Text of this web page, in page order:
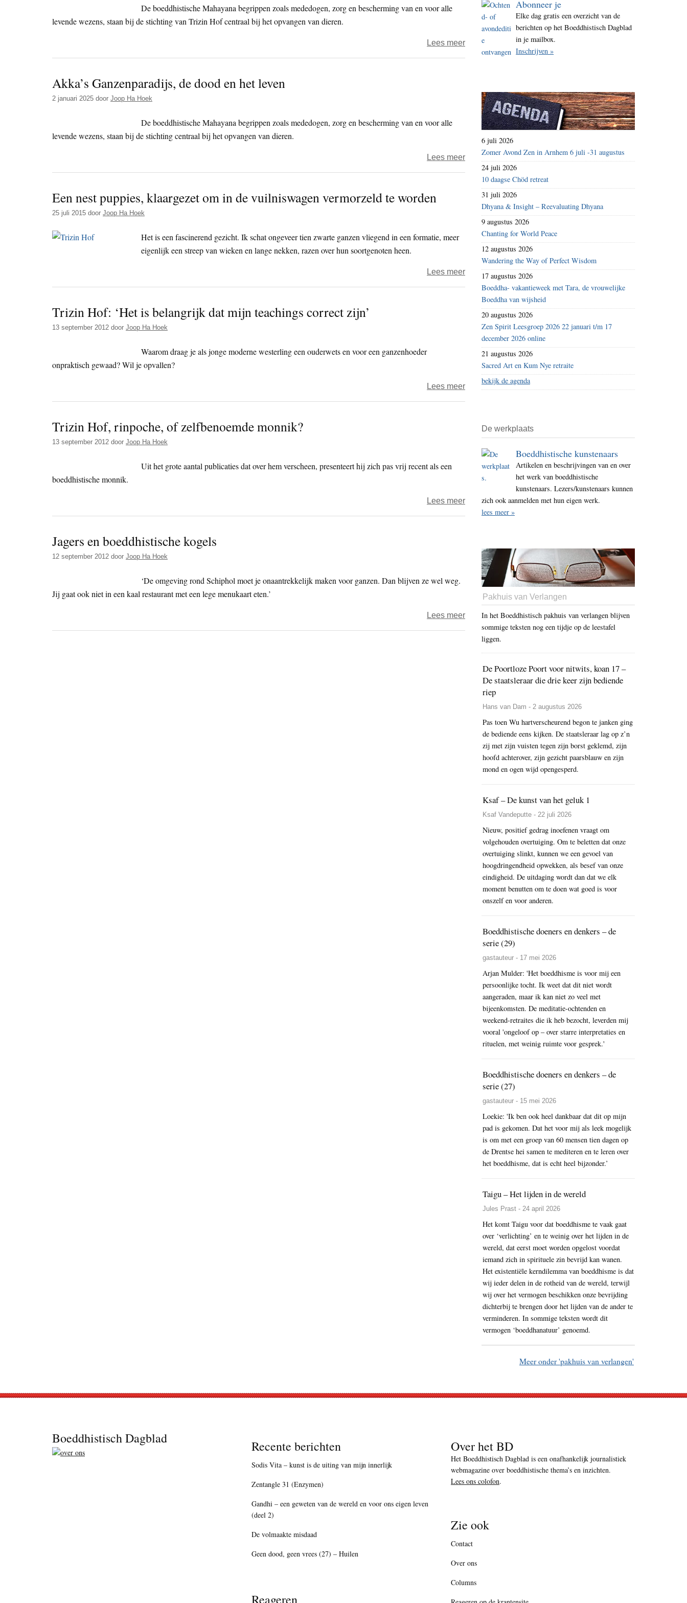
i
t
De boeddhistische Mahayana begrippen zoals mededogen, zorg en bescherming van en voor alle
levende wezens, staan bij de stichting van Trizin Hof centraal bij het opvangen van dieren.
Lees meerover
Akka’s
dood
Akka’s Ganzenparadijs, de dood en het leven
2 januari 2025 door Joop Ha Hoek
De boeddhistische Mahayana begrippen zoals mededogen, zorg en bescherming van en voor alle
levende wezens, staan bij de stichting centraal bij het opvangen van dieren.
Lees meerover
Akka’s
Ganzenparadijs,
dood
leven
Een nest puppies, klaargezet om in de vuilniswagen vermorzeld te worden
25 juli 2015 door Joop Ha Hoek
Het is een fascinerend gezicht. Ik schat ongeveer tien zwarte ganzen vliegend in een formatie, meer
eigenlijk een streep van wieken en lange nekken, razen over hun soortgenoten heen.
Lees meerover
puppies,
klaargezet
vuilniswagen
vermorzeld
te
Trizin Hof: ‘Het is belangrijk dat mijn teachings correct zijn’
13 september 2012 door Joop Ha Hoek
Waarom draag je als jonge moderne westerling een ouderwets en voor een ganzenhoeder
onpraktisch gewaad? Wil je opvallen?
Lees meerover
belangrijk
correct
zijn’
Trizin Hof, rinpoche, of zelfbenoemde monnik?
13 september 2012 door Joop Ha Hoek
Uit het grote aantal publicaties dat over hem verscheen, presenteert hij zich pas vrij recent als een
boeddhistische monnik.
Lees meerover
Trizin
zelfbenoemde
monnik?
Jagers en boeddhistische kogels
12 september 2012 door Joop Ha Hoek
‘De omgeving rond Schiphol moet je onaantrekkelijk maken voor ganzen. Dan blijven ze wel weg.
Jij gaat ook niet in een kaal restaurant met een lege menukaart eten.’
Lees meerover
Jagers
boeddhistische
kogels
Abonneer je
Elke dag gratis een overzicht van de
berichten op het Boeddhistisch Dagblad
in je mailbox.
Inschrijven »
6 juli 2026
Zomer Avond Zen in Arnhem 6 juli -31 augustus
24 juli 2026
10 daagse Chöd retreat
31 juli 2026
Dhyana & Insight – Reevaluating Dhyana
9 augustus 2026
Chanting for World Peace
12 augustus 2026
Wandering the Way of Perfect Wisdom
17 augustus 2026
Boeddha- vakantieweek met Tara, de vrouwelijke
Boeddha van wijsheid
20 augustus 2026
Zen Spirit Leesgroep 2026 22 januari t/m 17
december 2026 online
21 augustus 2026
Sacred Art en Kum Nye retraite
bekijk de agenda
De werkplaats
Boeddhistische kunstenaars
Artikelen en beschrijvingen van en over
het werk van boeddhistische
kunstenaars. Lezers/kunstenaars kunnen
zich ook aanmelden met hun eigen werk.
lees meer »
Pakhuis van Verlangen
In het Boeddhistisch pakhuis van verlangen blijven
sommige teksten nog een tijdje op de leestafel
liggen.
De Poortloze Poort voor nitwits, koan 17 –
De staatsleraar die drie keer zijn bediende
riep
Hans van Dam - 2 augustus 2026
Pas toen Wu hartverscheurend begon te janken ging
de bediende eens kijken. De staatsleraar lag op z’n
zij met zijn vuisten tegen zijn borst geklemd, zijn
hoofd achterover, zijn gezicht paarsblauw en zijn
mond en ogen wijd opengesperd.
Ksaf – De kunst van het geluk 1
Ksaf Vandeputte - 22 juli 2026
Nieuw, positief gedrag inoefenen vraagt om
volgehouden overtuiging. Om te beletten dat onze
overtuiging slinkt, kunnen we een gevoel van
hoogdringendheid opwekken, als besef van onze
eindigheid. De uitdaging wordt dan dat we elk
moment benutten om te doen wat goed is voor
onszelf en voor anderen.
Boeddhistische doeners en denkers – de
serie (29)
gastauteur - 17 mei 2026
Arjan Mulder: 'Het boeddhisme is voor mij een
persoonlijke tocht. Ik weet dat dit niet wordt
aangeraden, maar ik kan niet zo veel met
bijeenkomsten. De meditatie-ochtenden en
weekend-retraites die ik heb bezocht, leverden mij
vooral 'ongeloof op – over starre interpretaties en
rituelen, met weinig ruimte voor gesprek.'
Boeddhistische doeners en denkers – de
serie (27)
gastauteur - 15 mei 2026
Loekie: 'Ik ben ook heel dankbaar dat dit op mijn
pad is gekomen. Dat het voor mij als leek mogelijk
is om met een groep van 60 mensen tien dagen op
de Drentse hei samen te mediteren en te leren over
het boeddhisme, dat is echt heel bijzonder.’
Taigu – Het lijden in de wereld
Jules Prast - 24 april 2026
Het komt Taigu voor dat boeddhisme te vaak gaat
over ‘verlichting’ en te weinig over het lijden in de
wereld, dat eerst moet worden opgelost voordat
iemand zich in spirituele zin bevrijd kan wanen.
Het existentiële kerndilemma van boeddhisme is dat
wij ieder delen in de rotheid van de wereld, terwijl
wij over het vermogen beschikken onze bevrijding
dichterbij te brengen door het lijden van de ander te
verminderen. In sommige teksten wordt dit
vermogen ‘boeddhanatuur’ genoemd.
Meer onder 'pakhuis van verlangen'
Boeddhistisch Dagblad Recente berichten
Sodis Vita – kunst is de uiting van mijn innerlijk
Zentangle 31 (Enzymen)
Gandhi – een geweten van de wereld en voor ons eigen leven
(deel 2)
De volmaakte misdaad
Geen dood, geen vrees (27) – Huilen
Reageren
Over het BD
Het Boeddhistisch Dagblad is een onafhankelijk journalistiek
webmagazine over boeddhistische thema’s en inzichten.
Lees ons colofon.
Zie ook
Contact
Over ons
Columns